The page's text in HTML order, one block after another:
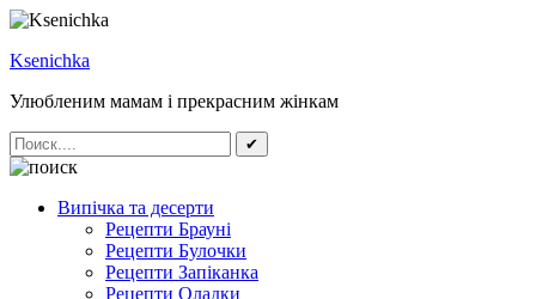
Ksenichka
Улюбленим мамам і прекрасним жінкам
✔
Випічка та десерти
Рецепти Брауні
Рецепти Булочки
Рецепти Запіканка
Рецепти Оладки